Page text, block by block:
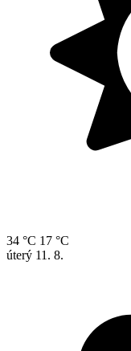
34 °C 17 °C
úterý 11. 8.